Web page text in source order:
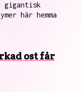
gigantisk
här hemma
ost får